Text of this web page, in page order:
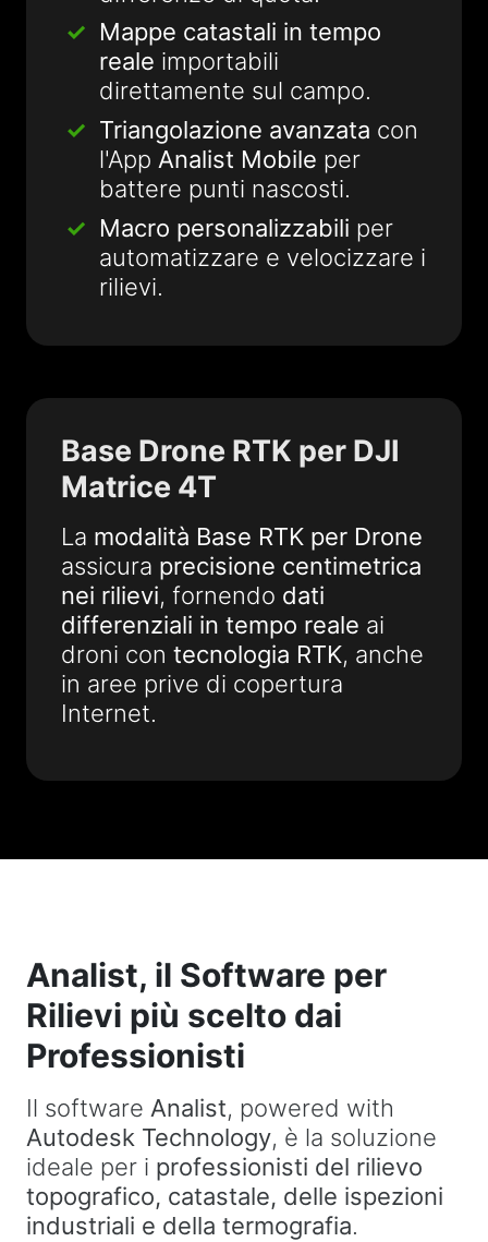
Mappe catastali in tempo
reale importabili
direttamente sul campo.
Triangolazione avanzata con
l'App Analist Mobile per
battere punti nascosti.
Macro personalizzabili per
automatizzare e velocizzare i
rilievi.
Base Drone RTK per DJI
Matrice 4T
La modalità Base RTK per Drone
assicura precisione centimetrica
nei rilievi, fornendo dati
differenziali in tempo reale ai
droni con tecnologia RTK, anche
in aree prive di copertura
Internet.
Analist, il Software per
Rilievi più scelto dai
Professionisti
Il software Analist, powered with
Autodesk Technology, è la soluzione
ideale per i professionisti del rilievo
topografico, catastale, delle ispezioni
industriali e della termografia.